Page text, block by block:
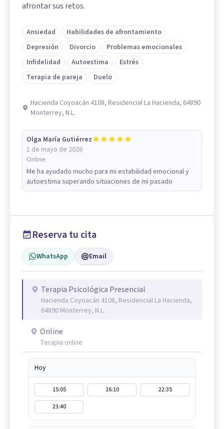
afrontar sus retos.
Ansiedad
Habilidades de afrontamiento
Depresión
Divorcio
Problemas emocionales
Infidelidad
Autoestima
Estrés
Terapia de pareja
Duelo
Hacienda Coyoacán 4108, Residencial La Hacienda, 64890
Monterrey, N.L.
Olga María Gutiérrez
1 de mayo de 2026
Online
Me ha ayudado mucho para mi estabilidad emocional y
autoestima superando situaciones de mi pasado
Reserva tu cita
WhatsApp Email
Terapia Psicológica Presencial
Hacienda Coyoacán 4108, Residencial La Hacienda,
64890 Monterrey, N.L.
Online
Terapia online
Hoy
15:05 16:10
22:35
23:40